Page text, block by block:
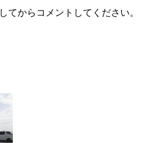
してからコメントしてください。